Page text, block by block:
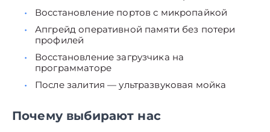
Восстановление портов с микропайкой
Апгрейд оперативной памяти без потери
профилей
Восстановление загрузчика на
программаторе
После залития — ультразвуковая мойка
Почему выбирают нас